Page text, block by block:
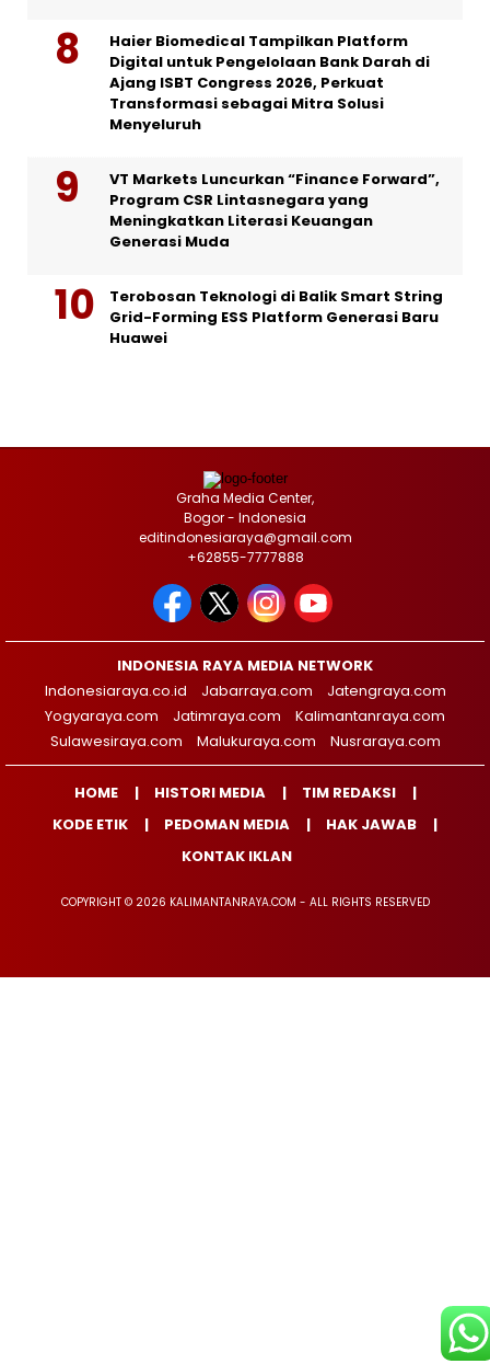
Haier Biomedical Tampilkan Platform
Digital untuk Pengelolaan Bank Darah di
Ajang ISBT Congress 2026, Perkuat
Transformasi sebagai Mitra Solusi
Menyeluruh
VT Markets Luncurkan “Finance Forward”,
Program CSR Lintasnegara yang
Meningkatkan Literasi Keuangan
Generasi Muda
Terobosan Teknologi di Balik Smart String
Grid-Forming ESS Platform Generasi Baru
Huawei
Graha Media Center,
Bogor - Indonesia
editindonesiaraya@gmail.com
+62855-7777888
INDONESIA RAYA MEDIA NETWORK
Indonesiaraya.co.id
Jabarraya.com
Jatengraya.com
Yogyaraya.com
Jatimraya.com
Kalimantanraya.com
Sulawesiraya.com
Malukuraya.com Nusraraya.com
HOME HISTORI MEDIA
TIM REDAKSI
KODE ETIK
PEDOMAN MEDIA
HAK JAWAB
KONTAK IKLAN
COPYRIGHT © 2026 KALIMANTANRAYA.COM - ALL RIGHTS RESERVED